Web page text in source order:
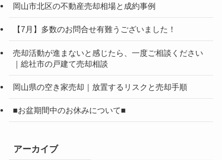
岡山市北区の不動産売却相場と成約事例
【7月】多数のお問合せ有難うございました！
売却活動が進まないと感じたら、一度ご相談ください
｜総社市の戸建て売却相談
岡山県の空き家売却｜放置するリスクと売却手順
■お盆期間中のお休みについて■
アーカイブ